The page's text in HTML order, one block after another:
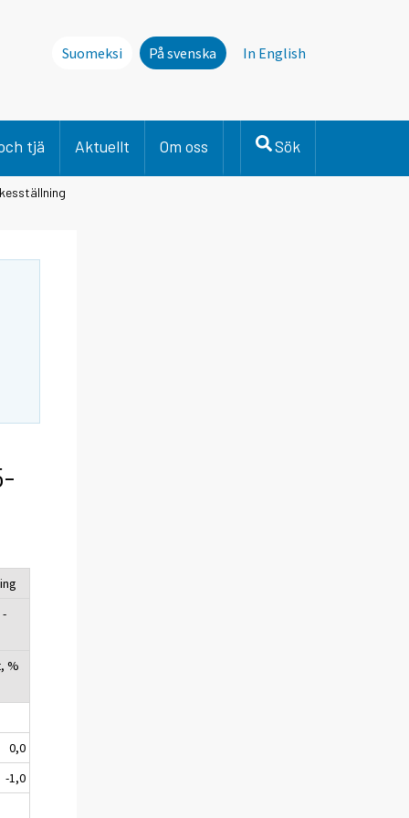
Suomeksi På svenska In English
tjä Aktuellt Om oss Sök
-
%
0,0
-1,0